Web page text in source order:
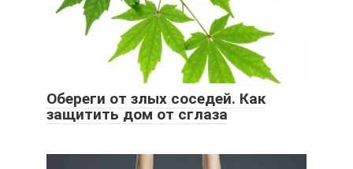
Обереги от злых соседей. Как
защитить дом от сглаза